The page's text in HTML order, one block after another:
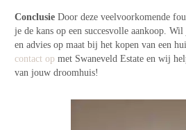
Conclusie Door deze veelvoorkomende
je de kans op een succesvolle aankoop. Wil
en advies op maat bij het kopen van een
contact op met Swaneveld Estate en wij
van jouw droomhuis!